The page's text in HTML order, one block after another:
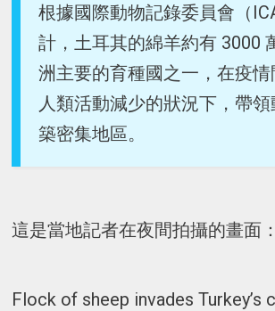
根據國際動物記錄委員會（
計，土耳其的綿羊約有 3000
洲主要的育種國之一，在疫
人類活動減少的狀況下，帶
築密集地區。
這是當地記者在夜間拍攝的畫面：
Flock of sheep invades Turkey’s